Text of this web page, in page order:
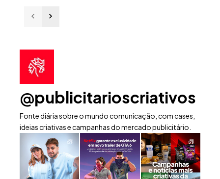
@publicitarioscriativos
Fonte diária sobre o mundo comunicação, com cases,
ideias criativas e campanhas do mercado publicitário.